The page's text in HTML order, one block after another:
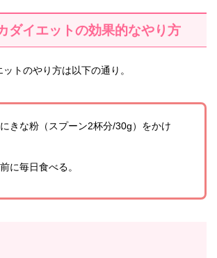
ダイエットの効果的なやり方
トのやり方は以下の通り。
きな粉（スプーン2杯分/30g）をかけ
に毎日食べる。